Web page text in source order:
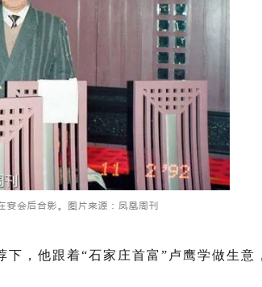
，他跟着“石家庄首富”卢鹰学做生意